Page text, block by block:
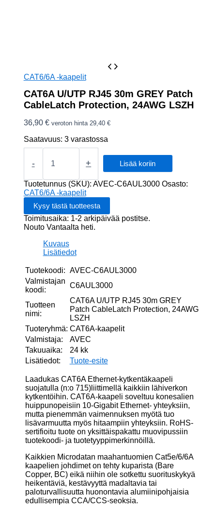
CAT6/6A -kaapelit
CAT6A U/UTP RJ45 30m GREY Patch
CableLatch Protection, 24AWG LSZH
36,90 € veroton hinta 29,40 €
Saatavuus: 3 varastossa
-
CAT6A
30m
GREY
Patch
CableLatch
Protection,
24AWG
määrä
+ Lisää koriin
Tuotetunnus (SKU): AVEC-C6AUL3000 Osasto:
CAT6/6A -kaapelit
Toimitusaika: 1-2 arkipäivää postitse.
Nouto Vantaalta heti.
Kuvaus
Lisätiedot
Tuotekoodi: AVEC-C6AUL3000
Valmistajan
koodi:
C6AUL3000
Tuotteen
nimi:
CAT6A U/UTP RJ45 30m GREY
Patch CableLatch Protection, 24AWG
LSZH
Tuoteryhmä: CAT6A-kaapelit
Valmistaja:
AVEC
Takuuaika:
24 kk
Lisätiedot:
Tuote-esite
Laadukas CAT6A Ethernet-kytkentäkaapeli
suojatulla (n:o 715)liittimellä kaikkiin lähiverkon
kytkentöihin. CAT6A-kaapeli soveltuu konesalien
huippunopeisiin 10-Gigabit Ethernet- yhteyksiin,
mutta pienemmän vaimennuksen myötä tuo
lisävarmuutta myös hitaampiin yhteyksiin. RoHS-
sertifioitu tuote on yksittäispakattu muovipussiin
tuotekoodi- ja tuotetyyppimerkinnöillä.
Kaikkien Microdatan maahantuomien Cat5e/6/6A
kaapelien johdimet on tehty kuparista (Bare
Copper, BC) eikä niihin ole sotkettu suorituskykyä
heikentäviä, kestävyyttä madaltavia tai
paloturvallisuutta huonontavia alumiinipohjaisia
edullisempia CCA/CCS-seoksia.